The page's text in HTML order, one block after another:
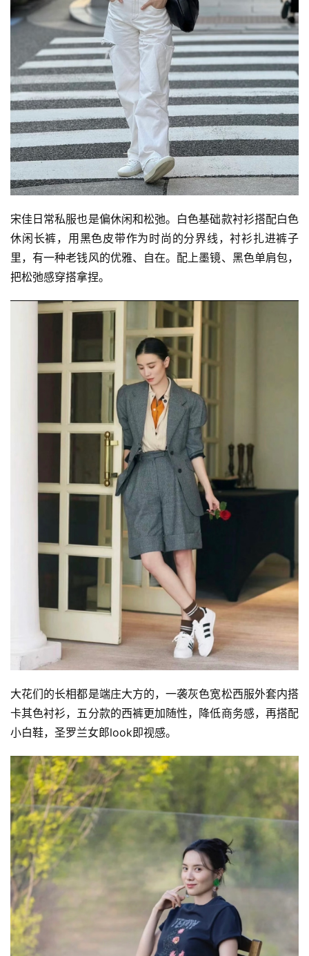
宋佳日常私服也是偏休闲和松弛。白色基础款衬衫搭配白色
休闲长裤，用黑色皮带作为时尚的分界线，衬衫扎进裤子
里，有一种老钱风的优雅、自在。配上墨镜、黑色单肩包，
把松弛感穿搭拿捏。
大花们的长相都是端庄大方的，一袭灰色宽松西服外套内搭
卡其色衬衫，五分款的西裤更加随性，降低商务感，再搭配
小白鞋，圣罗兰女郎look即视感。